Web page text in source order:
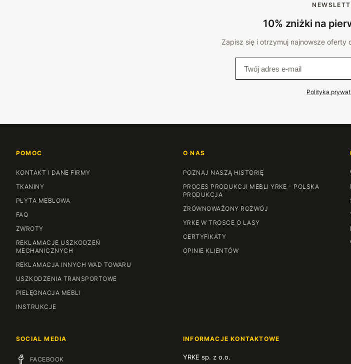
10% zniżki na
Zapisz się i otrzymuj najnowsze oferty
Polityka
POMOC
KONTAKT I DANE FIRMY
TKANINY
PŁYTA MEBLOWA
FAQ
ZWROTY
REKLAMACJE USZKODZEŃ
MECHANICZNYCH
REKLAMACJA INNYCH WAD TOWARU
USZKODZENIA TRANSPORTOWE
PIELĘGNACJA MEBLI
INSTRUKCJE
O NAS
POZNAJ NASZĄ HISTORIĘ
PROCES PRODUKCJI MEBLI YRKE - POLSKA
PRODUKCJA
ZRÓWNOWAŻONY ROZWÓJ
YRKE W TROSCE O LASY
CERTYFIKATY
OPINIE KLIENTÓW
SOCIAL MEDIA
FACEBOOK
INFORMACJE KONTAKTOWE
YRKE sp. z o.o.